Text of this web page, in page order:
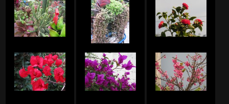
ロストラータのアルバム